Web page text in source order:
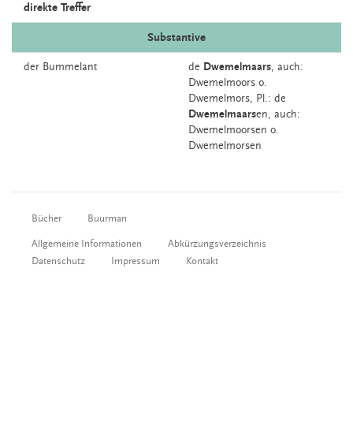
direkte Treffer
Substantive
der Bummelant de Dwemelmaars, auch:
Dwemelmoors o.
Dwemelmors, Pl.: de
Dwemelmaarsen, auch:
Dwemelmoorsen o.
Dwemelmorsen
Bücher Buurman
Allgemeine Informationen
Abkürzungsverzeichnis
Datenschutz
Impressum Kontakt